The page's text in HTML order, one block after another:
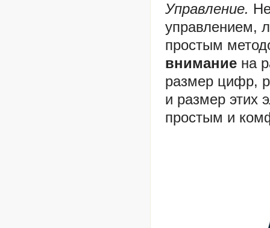
Управление.
управлением,
простым
внимание на
размер цифр,
и размер этих
простым и